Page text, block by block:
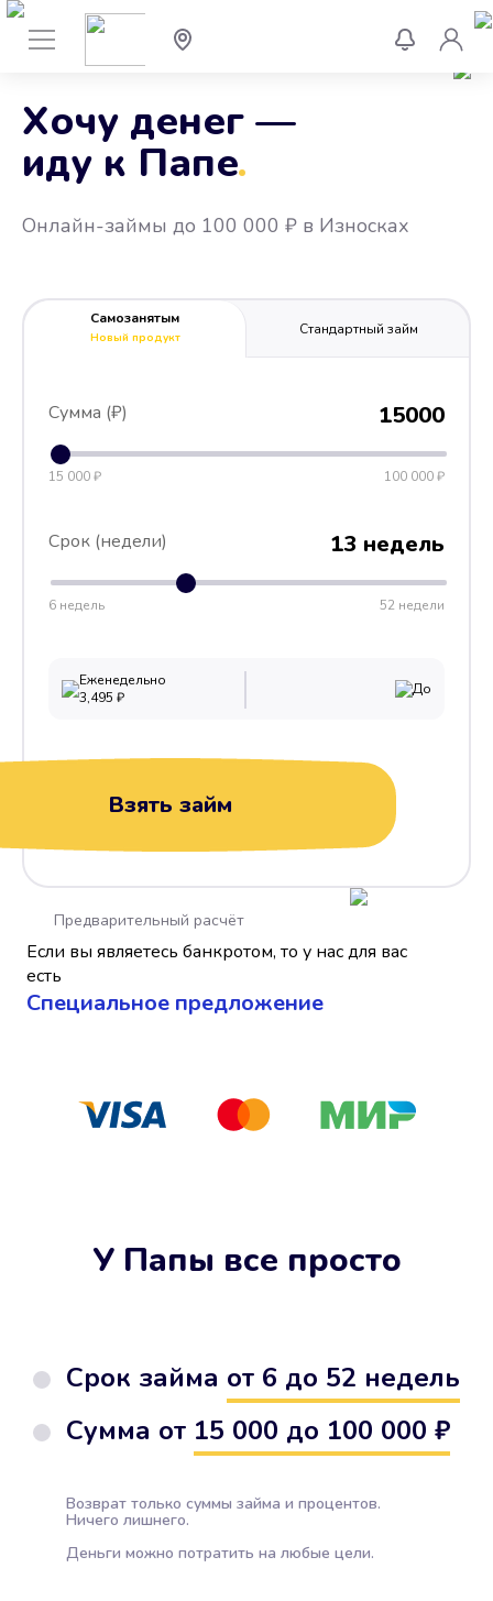
Хочу денег —
иду к Папе
.
Онлайн-займы до 100 000 ₽ в Износках
Самозанятым
Новый продукт
Стандартный займ
Сумма (₽) 15000
15 000 ₽ 100 000 ₽
Срок (недели) 13 недель
6 недель 52 недели
Еженедельно
3,495 ₽ До
Взять займ
Если вы являетесь банкротом, то у нас для вас
есть
Cпециальное предложение
Предварительный расчёт
У Папы все просто
Срок займа от 6 до 52 недель
Сумма от 15 000 до 100 000 ₽
Возврат только суммы займа и процентов.
Ничего лишнего.
Деньги можно потратить на любые цели.